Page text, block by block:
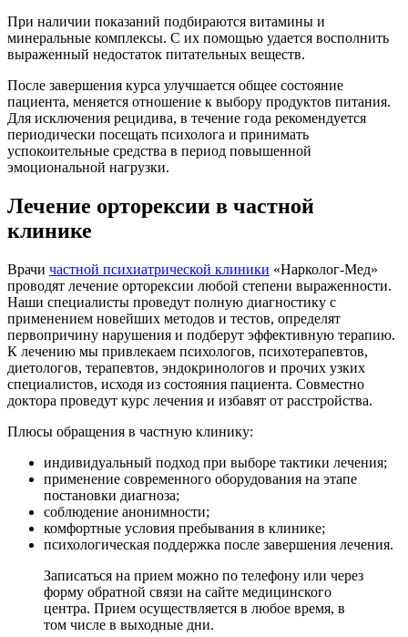
При наличии показаний подбираются витамины и
минеральные комплексы. С их помощью удается восполнить
выраженный недостаток питательных веществ.
После завершения курса улучшается общее состояние
пациента, меняется отношение к выбору продуктов питания.
Для исключения рецидива, в течение года рекомендуется
периодически посещать психолога и принимать
успокоительные средства в период повышенной
эмоциональной нагрузки.
Лечение орторексии в частной
клинике
Врачи частной психиатрической клиники «Нарколог-Мед»
проводят лечение орторексии любой степени выраженности.
Наши специалисты проведут полную диагностику с
применением новейших методов и тестов, определят
первопричину нарушения и подберут эффективную терапию.
К лечению мы привлекаем психологов, психотерапевтов,
диетологов, терапевтов, эндокринологов и прочих узких
специалистов, исходя из состояния пациента. Совместно
доктора проведут курс лечения и избавят от расстройства.
Плюсы обращения в частную клинику:
индивидуальный подход при выборе тактики лечения;
применение современного оборудования на этапе
постановки диагноза;
соблюдение анонимности;
комфортные условия пребывания в клинике;
психологическая поддержка после завершения лечения.
Записаться на прием можно по телефону или через
форму обратной связи на сайте медицинского
центра. Прием осуществляется в любое время, в
том числе в выходные дни.